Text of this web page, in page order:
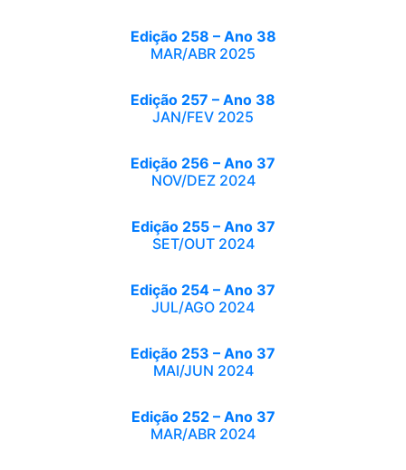
Edição 258 – Ano 38
MAR/ABR 2025
Edição 257 – Ano 38
JAN/FEV 2025
Edição 256 – Ano 37
NOV/DEZ 2024
Edição 255 – Ano 37
SET/OUT 2024
Edição 254 – Ano 37
JUL/AGO 2024
Edição 253 – Ano 37
MAI/JUN 2024
Edição 252 – Ano 37
MAR/ABR 2024